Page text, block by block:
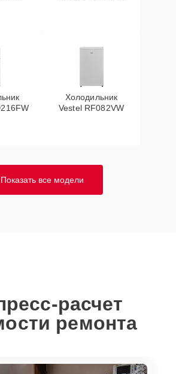
Холодильник
Vestel RF082VW
Показать все модели
расчет
ремонта